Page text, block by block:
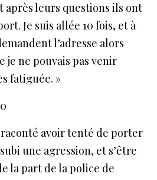
après leurs questions ils ont
Je suis allée 10 fois, et à
l’adresse alors
je ne pouvais pas venir
fatiguée. »
avoir tenté de porter
une agression, et s’être
la part de la police de